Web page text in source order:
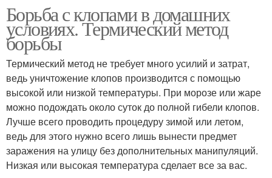
Борьба с клопами в домашних
условиях. Термический метод
борьбы
Термический метод не требует много усилий и затрат,
ведь уничтожение клопов производится с помощью
высокой или низкой температуры. При морозе или жаре
можно подождать около суток до полной гибели клопов.
Лучше всего проводить процедуру зимой или летом,
ведь для этого нужно всего лишь вынести предмет
заражения на улицу без дополнительных манипуляций.
Низкая или высокая температура сделает все за вас.